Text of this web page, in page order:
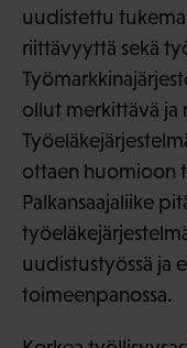
uudistettu
riittävyyttä sekä
ollut merkittävä ja
ottaen huomioon
Palkansaajaliike
uudistustyössä ja
toimeenpanossa.